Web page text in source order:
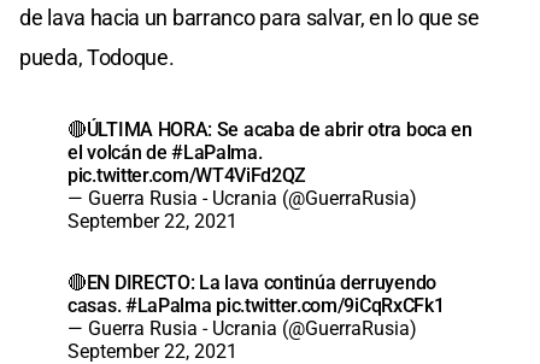
de lava hacia un barranco para salvar, en lo que se
pueda, Todoque.
🔴ÚLTIMA HORA: Se acaba de abrir otra boca en
el volcán de#LaPalma.
pic.twitter.com/WT4ViFd2QZ
— Guerra Rusia - Ucrania (@GuerraRusia)
September 22, 2021
🔴EN DIRECTO: La lava continúa derruyendo
casas.#LaPalma pic.twitter.com/9iCqRxCFk1
— Guerra Rusia - Ucrania (@GuerraRusia)
September 22, 2021